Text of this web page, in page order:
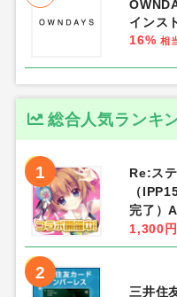
インス
16% 相
総合人気ランキ
1
Re:ス
（
完了）
1,300円
2
三井住